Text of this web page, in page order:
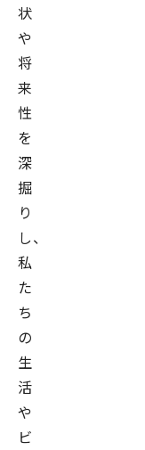
状
や
将
来
性
を
深
掘
り
し、
私
た
ち
の
生
活
や
ビ